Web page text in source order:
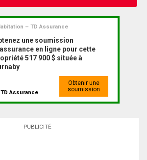
– TD Assurance
une soumission
en ligne pour cette
517 900 $ située à
TD Assurance
Obtenir une
soumission
PUBLICITÉ